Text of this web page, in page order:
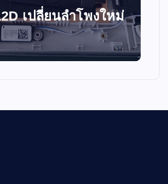
เปลี่ยนลำโพงใหม่